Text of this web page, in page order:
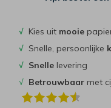
√ Kies uit mooie
√ Snelle, persoonlijke
√ Snelle levering
√ Betrouwbaar met